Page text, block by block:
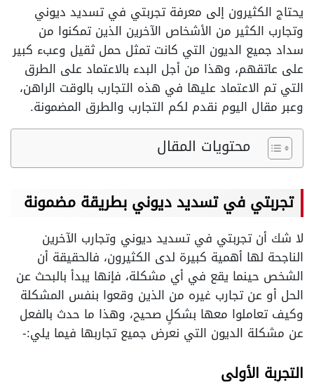
يحتاج الكثيرون إلى معرفة تجربتي في تسديد ديوني
وتجارب الكثير من الأشخاص الآخرين الذين تمكنوا من
سداد جميع الديون التي كانت تمثل حمل ثقيل وعبء كبير
على عاتقهم، وهذا من أجل البدء بالاعتماد على الطرق
التي تم الاعتماد عليها في هذه التجارب بالوقت الراهن،
وعبر مقال اليوم نقدم لكم التجارب والطرق المضمونة.
محتويات المقال
تجربتي في تسديد ديوني بطريقة مضمونة
لا شك أن تجربتي في تسديد ديوني وتجارب الآخرين
الناجحة لها أهمية كبيرة لدى الكثيرون، فالحقيقة أن
الشخص حينما يقع في أي مشكلة، فإنها يبدأ بالبحث عن
الحل أو عن تجارب غيره من الذين وقعوا بنفس المشكلة
وكيف تعاملوا معها بشكلٍ صحيح، وهذا ما حدث بالفعل
عن مشكلة الديون التي نعرض جميع تجاربها فيما يلي:-
التجربة الأولى